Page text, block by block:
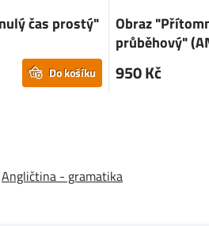
čas prostý"
Do košíku
Obraz
průběhový"
950 Kč
Angličtina - gramatika